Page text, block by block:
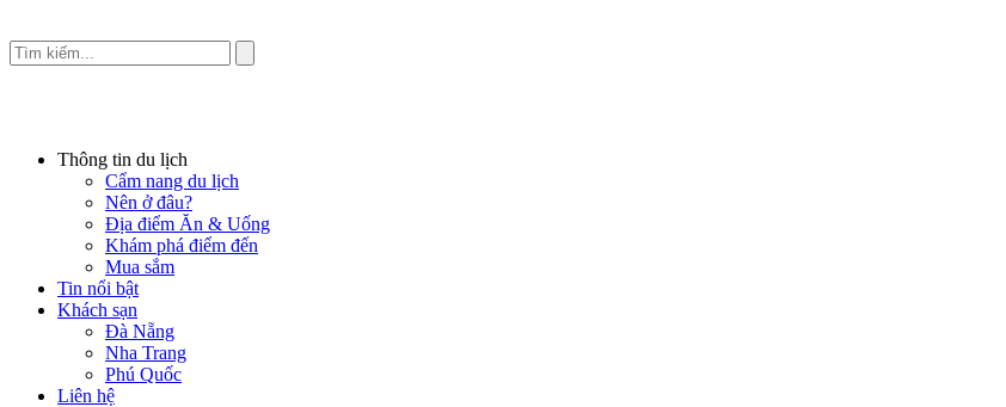
Thông tin du lịch
Cẩm nang du lịch
Nên ở đâu?
Địa điểm Ăn & Uống
Khám phá điểm đến
Mua sắm
Tin nổi bật
Khách sạn
Đà Nẵng
Nha Trang
Phú Quốc
Liên hệ